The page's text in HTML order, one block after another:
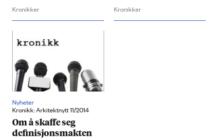
Kronikker Kronikker
Nyheter
Kronikk: Arkitektnytt 11/2014
Om å skaffe seg
definisjonsmakten